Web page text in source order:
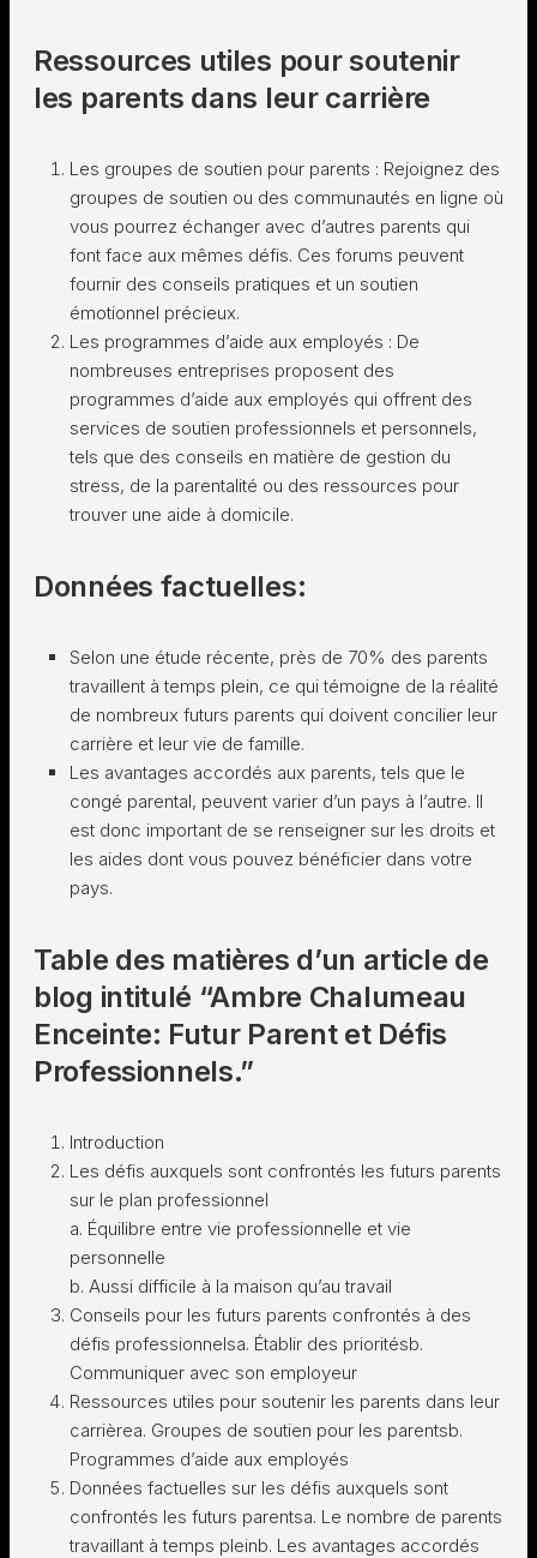
Ressources utiles pour soutenir
les parents dans leur carrière
Les groupes de soutien pour parents : Rejoignez des
groupes de soutien ou des communautés en ligne où
vous pourrez échanger avec d’autres parents qui
font face aux mêmes défis. Ces forums peuvent
fournir des conseils pratiques et un soutien
émotionnel précieux.
Les programmes d’aide aux employés : De
nombreuses entreprises proposent des
programmes d’aide aux employés qui offrent des
services de soutien professionnels et personnels,
tels que des conseils en matière de gestion du
stress, de la parentalité ou des ressources pour
trouver une aide à domicile.
Données factuelles:
Selon une étude récente, près de 70% des parents
travaillent à temps plein, ce qui témoigne de la réalité
de nombreux futurs parents qui doivent concilier leur
carrière et leur vie de famille.
Les avantages accordés aux parents, tels que le
congé parental, peuvent varier d’un pays à l’autre. Il
est donc important de se renseigner sur les droits et
les aides dont vous pouvez bénéficier dans votre
pays.
Table des matières d’un article de
blog intitulé “Ambre Chalumeau
Enceinte: Futur Parent et Défis
Professionnels.”
Introduction
Les défis auxquels sont confrontés les futurs parents
sur le plan professionnel
a. Équilibre entre vie professionnelle et vie
personnelle
b. Aussi difficile à la maison qu’au travail
Conseils pour les futurs parents confrontés à des
défis professionnelsa. Établir des prioritésb.
Communiquer avec son employeur
Ressources utiles pour soutenir les parents dans leur
carrièrea. Groupes de soutien pour les parentsb.
Programmes d’aide aux employés
Données factuelles sur les défis auxquels sont
confrontés les futurs parentsa. Le nombre de parents
travaillant à temps pleinb. Les avantages accordés